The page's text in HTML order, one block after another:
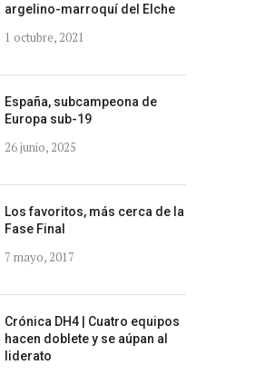
argelino-marroquí del Elche
1 octubre, 2021
España, subcampeona de
Europa sub-19
26 junio, 2025
Los favoritos, más cerca de la
Fase Final
7 mayo, 2017
Crónica DH4 | Cuatro equipos
hacen doblete y se aúpan al
liderato